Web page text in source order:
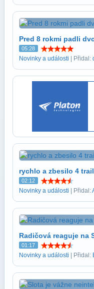
Pred 8 rokmi padli
05:28
Novinky a události | Přidal:
rychlo a zbesilo 4
02:12
Novinky a události | Přidal:
Radičová reaguje na
01:17
Novinky a události | Přidal: